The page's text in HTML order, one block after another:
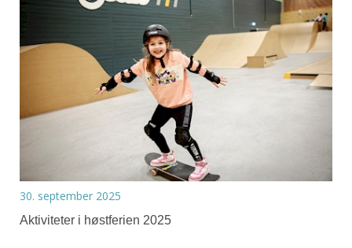
30. september 2025
Aktiviteter i høstferien 2025